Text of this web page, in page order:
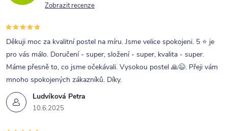
Zobrazit recenze
Ludvíková Petra
10.6.2025
Děkuji moc za kvalitní postel na míru. Jsme velice spokojeni. 5 ⭐ je
pro vás málo. Doručení - super, složení - super, kvalita - super.
Máme přesně to, co jsme očekávali. Vysokou postel 🙏😉. Přeji vám
mnoho spokojených zákazníků. Díky.